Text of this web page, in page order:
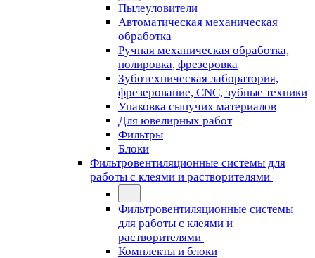
Пылеуловители
Автоматическая механическая
обработка
Ручная механическая обработка,
полировка, фрезеровка
Зуботехническая лаборатория,
фрезерование, CNC, зубные техники
Упаковка сыпучих материалов
Для ювелирных работ
Фильтры
Блоки
Фильтровентиляционные системы для
работы с клеями и растворителями
Фильтровентиляционные системы
для работы с клеями и
растворителями
Комплекты и блоки